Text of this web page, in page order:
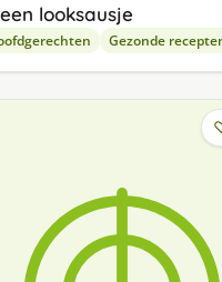
looksausje
Gezonde